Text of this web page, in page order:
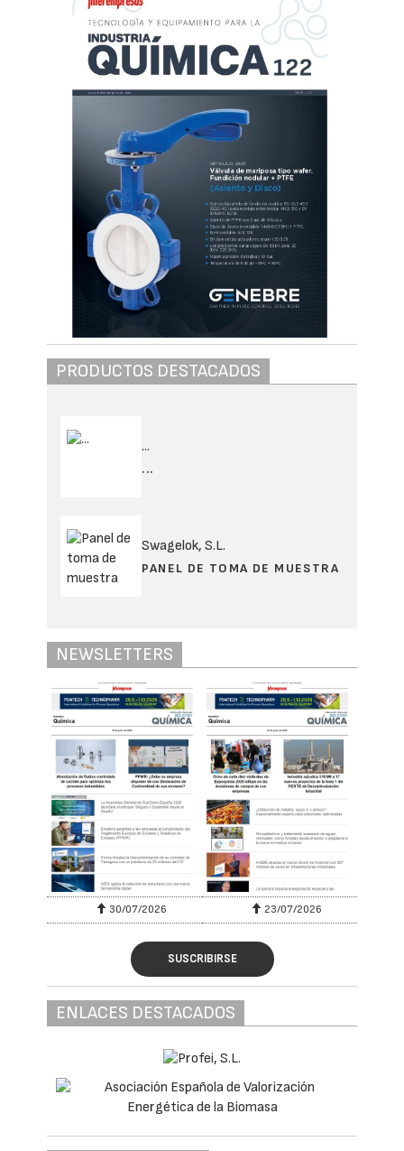
PRODUCTOS DESTACADOS
...
...
Swagelok, S.L.
PANEL DE TOMA DE MUESTRA
NEWSLETTERS
30/07/2026 23/07/2026
SUSCRIBIRSE
ENLACES DESTACADOS